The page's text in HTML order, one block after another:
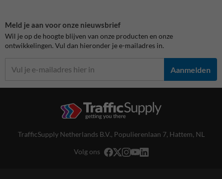
Meld je aan voor onze nieuwsbrief
Wil je op de hoogte blijven van onze producten en onze
ontwikkelingen. Vul dan hieronder je e-mailadres in.
Aanmelden
TrafficSupply Netherlands B.V., Populierenlaan 7, Hattem, NL
Volg ons